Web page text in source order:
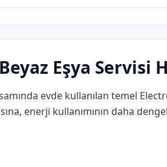
Eşya Servisi
evde kullanılan temel
enerji kullanımının daha